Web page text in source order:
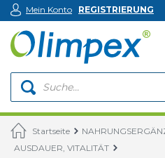
Mein Konto REGISTRIERUNG
Startseite
AUSDAUER, VITALITÄT